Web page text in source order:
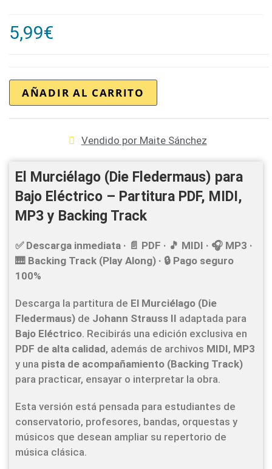
5,99€
AÑADIR AL CARRITO
Vendido por Maite Sánchez
El Murciélago (Die Fledermaus) para
Bajo Eléctrico – Partitura PDF, MIDI,
MP3 y Backing Track
✅ Descarga inmediata · 📄 PDF · 🎵 MIDI · 🎧 MP3 ·
🎹 Backing Track (Play Along) · 🔒 Pago seguro
100%
Descarga la partitura de El Murciélago (Die
Fledermaus) de Johann Strauss II adaptada para
Bajo Eléctrico. Recibirás una edición exclusiva en
PDF de alta calidad, además de archivos MIDI, MP3
y una pista de acompañamiento (Backing Track)
para practicar, ensayar o interpretar la obra.
Esta versión está pensada para estudiantes de
conservatorio, profesores, bandas, orquestas y
músicos que desean ampliar su repertorio de
música clásica.